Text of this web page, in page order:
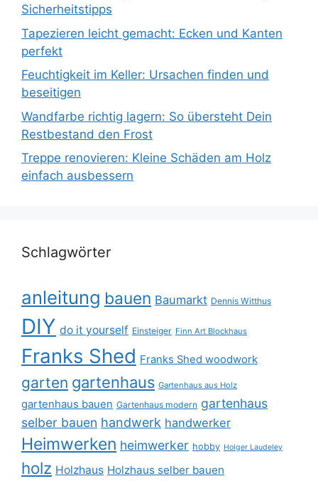
Sicherheitstipps
Tapezieren leicht gemacht: Ecken und Kanten
perfekt
Feuchtigkeit im Keller: Ursachen finden und
beseitigen
Wandfarbe richtig lagern: So übersteht Dein
Restbestand den Frost
Treppe renovieren: Kleine Schäden am Holz
einfach ausbessern
Schlagwörter
anleitung bauen Baumarkt Dennis Witthus
DIY do it yourself Einsteiger Finn Art Blockhaus
Franks Shed Franks Shed woodwork
garten gartenhaus Gartenhaus aus Holz
gartenhaus bauen Gartenhaus modern gartenhaus
selber bauen handwerk handwerker
Heimwerken heimwerker hobby Holger Laudeley
holz Holzhaus Holzhaus selber bauen